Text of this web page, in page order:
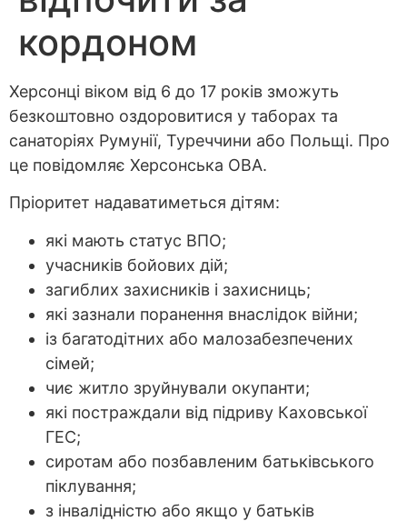
кордоном
Херсонці віком від 6 до 17 років зможуть
безкоштовно оздоровитися у таборах та
санаторіях Румунії, Туреччини або Польщі. Про
це повідомляє Херсонська ОВА.
Пріоритет надаватиметься дітям:
які мають статус ВПО;
учасників бойових дій;
загиблих захисників і захисниць;
які зазнали поранення внаслідок війни;
із багатодітних або малозабезпечених
сімей;
чиє житло зруйнували окупанти;
які постраждали від підриву Каховської
ГЕС;
сиротам або позбавленим батьківського
піклування;
з інвалідністю або якщо у батьків